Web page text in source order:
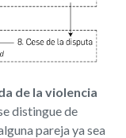
de la violencia
distingue de
pareja ya sea